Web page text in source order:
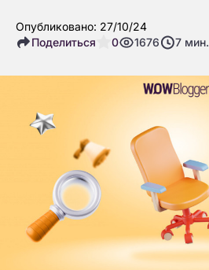
Опубликовано: 27/10/24
Поделиться
0 1676 7 мин.